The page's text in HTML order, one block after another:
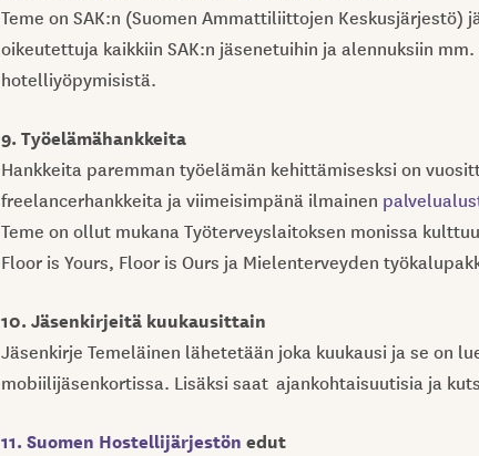
Teme on SAK:n (Suomen Ammattiliittojen Keskusjärjestö)
oikeutettuja kaikkiin SAK:n jäsenetuihin ja alennuksiin
hotelliyöpymisistä.
9. Työelämähankkeita
Hankkeita paremman työelämän kehittämisesksi on
freelancerhankkeita ja viimeisimpänä ilmainen
Teme on ollut mukana Työterveyslaitoksen monissa
Floor is Yours, Floor is Ours ja Mielenterveyden
10. Jäsenkirjeitä kuukausittain
Jäsenkirje Temeläinen lähetetään joka kuukausi ja se on
mobiilijäsenkortissa. Lisäksi saat ajankohtaisuutisia ja
11. Suomen Hostellijärjestön edut